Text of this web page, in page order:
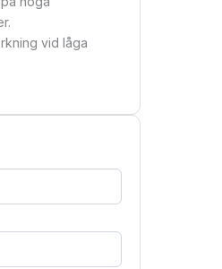
vid låga